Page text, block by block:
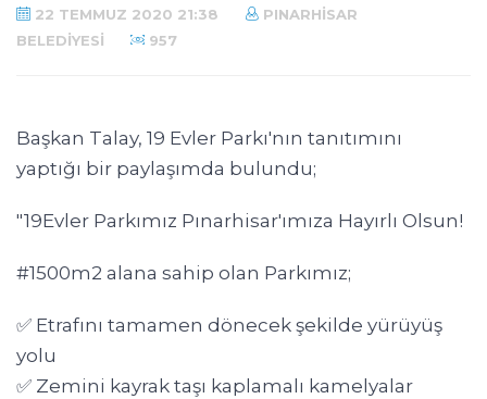
22 TEMMUZ 2020 21:38
PINARHISAR
BELEDIYESI
957
Başkan Talay, 19 Evler Parkı'nın tanıtımını
yaptığı bir paylaşımda bulundu;
"19Evler Parkımız Pınarhisar'ımıza Hayırlı Olsun!
#1500m2 alana sahip olan Parkımız;
✅ Etrafını tamamen dönecek şekilde yürüyüş
yolu
✅ Zemini kayrak taşı kaplamalı kamelyalar